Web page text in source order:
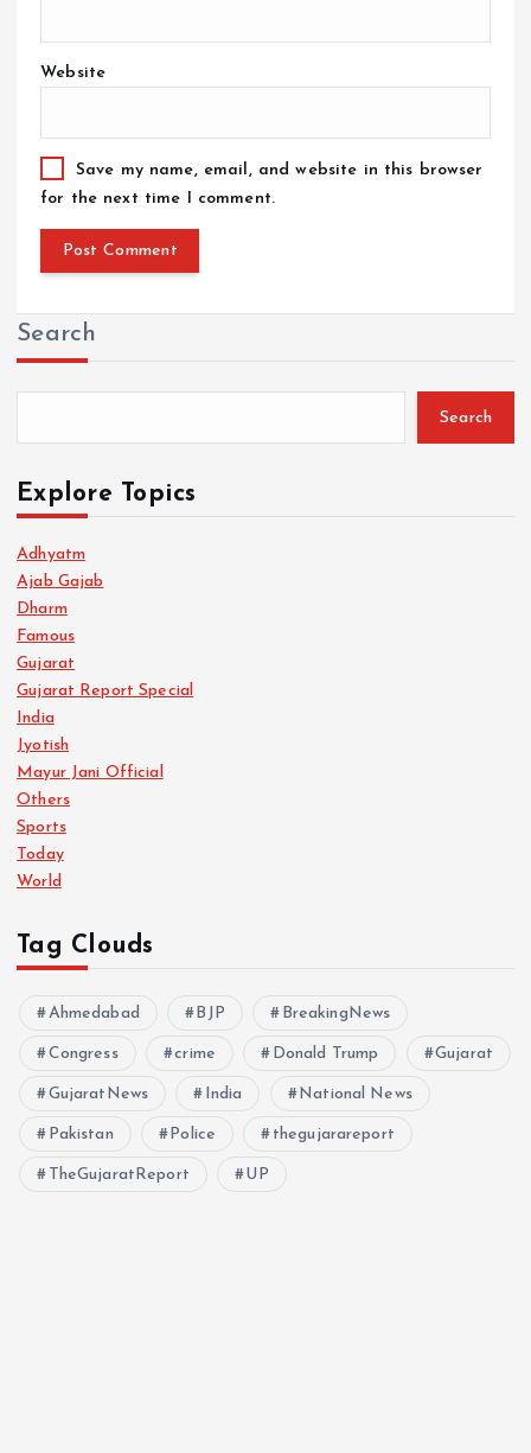
Website
Save my name, email, and website in this browser
for the next time I comment.
Search
Search
Explore Topics
Adhyatm
Ajab Gajab
Dharm
Famous
Gujarat
Gujarat Report Special
India
Jyotish
Mayur Jani Official
Others
Sports
Today
World
Tag Clouds
Ahmedabad BJP BreakingNews
Congress crime Donald Trump Gujarat
GujaratNews India National News
Pakistan Police thegujarareport
TheGujaratReport UP